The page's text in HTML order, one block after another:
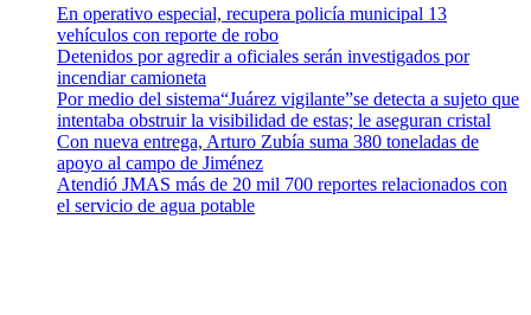
En operativo especial, recupera policía municipal 13
vehículos con reporte de robo
Detenidos por agredir a oficiales serán investigados por
incendiar camioneta
Por medio del sistema“Juárez vigilante”se detecta a sujeto que
intentaba obstruir la visibilidad de estas; le aseguran cristal
Con nueva entrega, Arturo Zubía suma 380 toneladas de
apoyo al campo de Jiménez
Atendió JMAS más de 20 mil 700 reportes relacionados con
el servicio de agua potable